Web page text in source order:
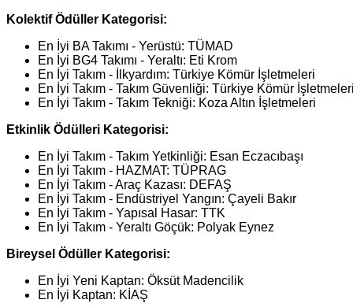
Kolektif Ödüller Kategorisi:
En İyi BA Takımı - Yerüstü: TÜMAD
En İyi BG4 Takımı - Yeraltı: Eti Krom
En İyi Takım - İlkyardım: Türkiye Kömür İşletmeleri
En İyi Takım - Takım Güvenliği: Türkiye Kömür
En İyi Takım - Takım Tekniği: Koza Altın İşletmeleri
Etkinlik Ödülleri Kategorisi:
En İyi Takım - Takım Yetkinliği: Esan Eczacıbaşı
En İyi Takım - HAZMAT: TÜPRAG
En İyi Takım - Araç Kazası: DEFAŞ
En İyi Takım - Endüstriyel Yangın: Çayeli Bakır
En İyi Takım - Yapısal Hasar: TTK
En İyi Takım - Yeraltı Göçük: Polyak Eynez
Bireysel Ödüller Kategorisi:
En İyi Yeni Kaptan: Öksüt Madencilik
En İyi Kaptan: KİAŞ